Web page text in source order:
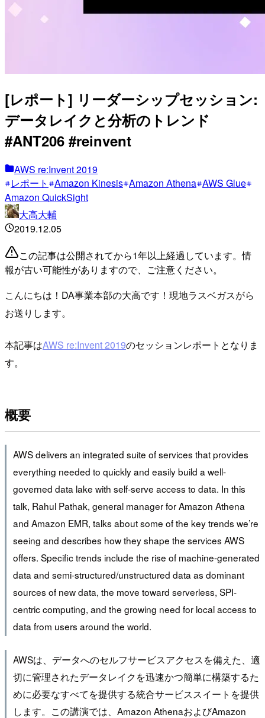
[レポート] リーダーシップセッション:
データレイクと分析のトレンド
#ANT206 #reinvent
AWS re:Invent 2019
レポート
Amazon Kinesis Amazon Athena AWS Glue
Amazon QuickSight
大高大輔
2019.12.05
この記事は公開されてから1年以上経過しています。情
報が古い可能性がありますので、ご注意ください。
こんにちは！DA事業本部の大高です！現地ラスベガスがら
お送りします。
本記事はAWS re:Invent 2019のセッションレポートとなりま
す。
概要
AWS delivers an integrated suite of services that provides
everything needed to quickly and easily build a well-
governed data lake with self-serve access to data. In this
talk, Rahul Pathak, general manager for Amazon Athena
and Amazon EMR, talks about some of the key trends we’re
seeing and describes how they shape the services AWS
offers. Specific trends include the rise of machine-generated
data and semi-structured/unstructured data as dominant
sources of new data, the move toward serverless, SPI-
centric computing, and the growing need for local access to
data from users around the world.
AWSは、データへのセルフサービスアクセスを備えた、適
切に管理されたデータレイクを迅速かつ簡単に構築するた
めに必要なすべてを提供する統合サービススイートを提供
します。この講演では、Amazon AthenaおよびAmazon